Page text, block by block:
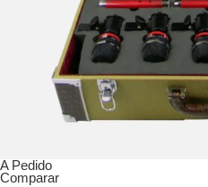
A Pedido
Comparar